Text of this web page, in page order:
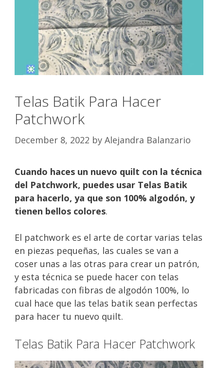
Telas Batik Para Hacer
Patchwork
December 8, 2022 by Alejandra Balanzario
Cuando haces un nuevo quilt con la técnica
del Patchwork, puedes usar Telas Batik
para hacerlo, ya que son 100% algodón, y
tienen bellos colores.
El patchwork es el arte de cortar varias telas
en piezas pequeñas, las cuales se van a
coser unas a las otras para crear un patrón,
y esta técnica se puede hacer con telas
fabricadas con fibras de algodón 100%, lo
cual hace que las telas batik sean perfectas
para hacer tu nuevo quilt.
Telas Batik Para Hacer Patchwork